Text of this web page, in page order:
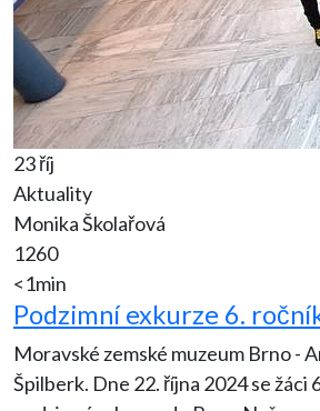
23 říj
Aktuality
Monika Školařová
1260
<1min
Podzimní exkurze 6.
Moravské zemské muzeum Brno -
Špilberk. Dne 22. října 2024 se žáci